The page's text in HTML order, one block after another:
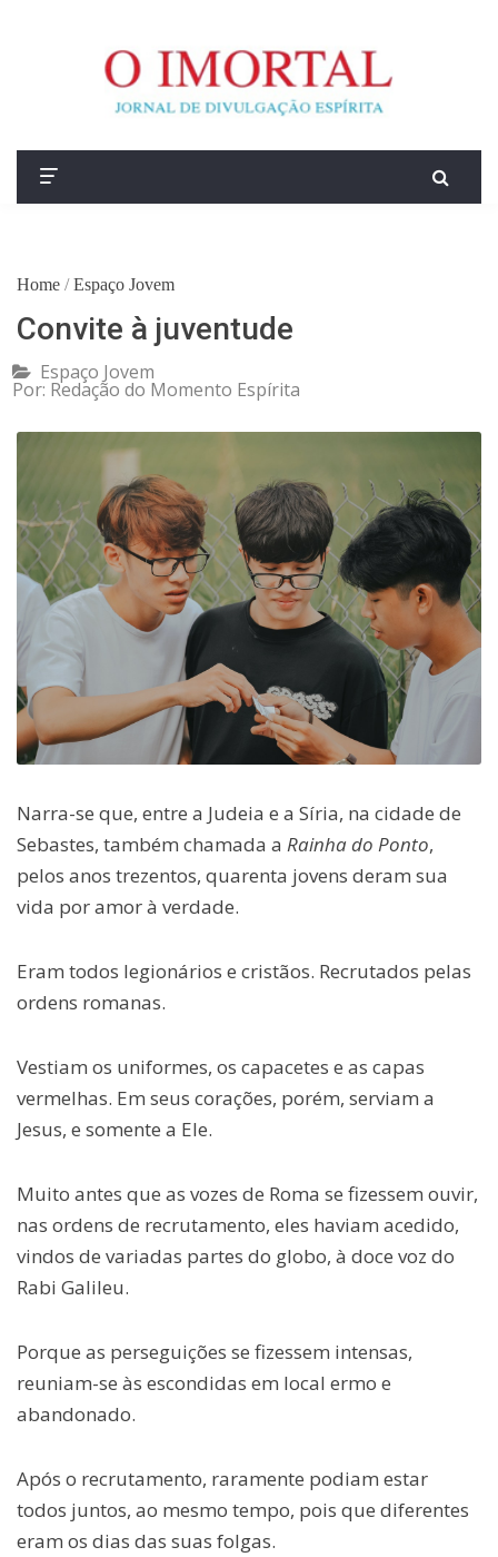
Home / Espaço Jovem
Convite à juventude
Espaço Jovem
Por: Redação do Momento Espírita
Narra-se que, entre a Judeia e a Síria, na cidade de
Sebastes, também chamada a Rainha do Ponto,
pelos anos trezentos, quarenta jovens deram sua
vida por amor à verdade.
Eram todos legionários e cristãos. Recrutados pelas
ordens romanas.
Vestiam os uniformes, os capacetes e as capas
vermelhas. Em seus corações, porém, serviam a
Jesus, e somente a Ele.
Muito antes que as vozes de Roma se fizessem ouvir,
nas ordens de recrutamento, eles haviam acedido,
vindos de variadas partes do globo, à doce voz do
Rabi Galileu.
Porque as perseguições se fizessem intensas,
reuniam-se às escondidas em local ermo e
abandonado.
Após o recrutamento, raramente podiam estar
todos juntos, ao mesmo tempo, pois que diferentes
eram os dias das suas folgas.